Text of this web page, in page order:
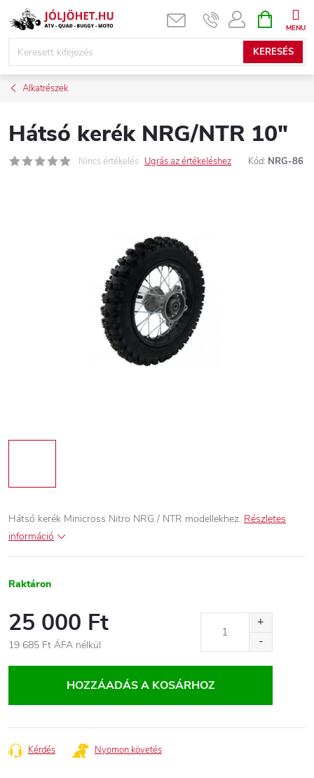
Ugrás
KERESÉS
KOSÁR
Alkatrészek
Hátsó kerék NRG/NTR 10"
Nincs értékelés Ugrás az értékeléshez Kód: NRG-86
Hátsó kerék Minicross Nitro NRG / NTR modellekhez. Részletes
információ
Raktáron
25 000 Ft
19 685 Ft ÁFA nélkül
HOZZÁADÁS A KOSÁRHOZ
Kérdés Nyomon követés